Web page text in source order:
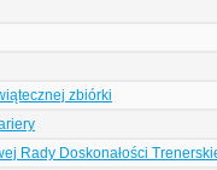
zbiórki
Rady Doskonałości